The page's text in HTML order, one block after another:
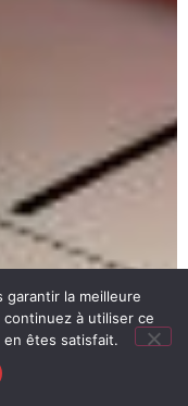
la meilleure
à utiliser ce
êtes satisfait.